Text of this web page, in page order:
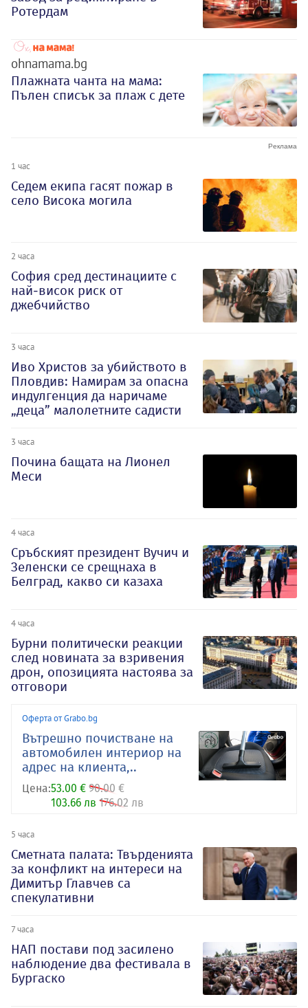
Ротердам
ohnamama.bg
Плажната чанта на мама:
Пълен списък за плаж с дете
1 час
Седем екипа гасят пожар в
село Висока могила
2 часа
София сред дестинациите с
най-висок риск от
джебчийство
3 часа
Иво Христов за убийството в
Пловдив: Намирам за опасна
индулгенция да наричаме
„деца” малолетните садисти
3 часа
Почина бащата на Лионел
Меси
4 часа
Сръбският президент Вучич и
Зеленски се срещнаха в
Белград, какво си казаха
4 часа
Бурни политически реакции
след новината за взривения
дрон, опозицията настоява за
отговори
Оферта от Grabo.bg
Вътрешно почистване на
автомобилен интериор на
адрес на клиента,..
Цена:53.00 € 90.00 €
103.66 лв 176.02 лв
5 часа
Сметната палата: Твърденията
за конфликт на интереси на
Димитър Главчев са
спекулативни
7 часа
НАП постави под засилено
наблюдение два фестивала в
Бургаско